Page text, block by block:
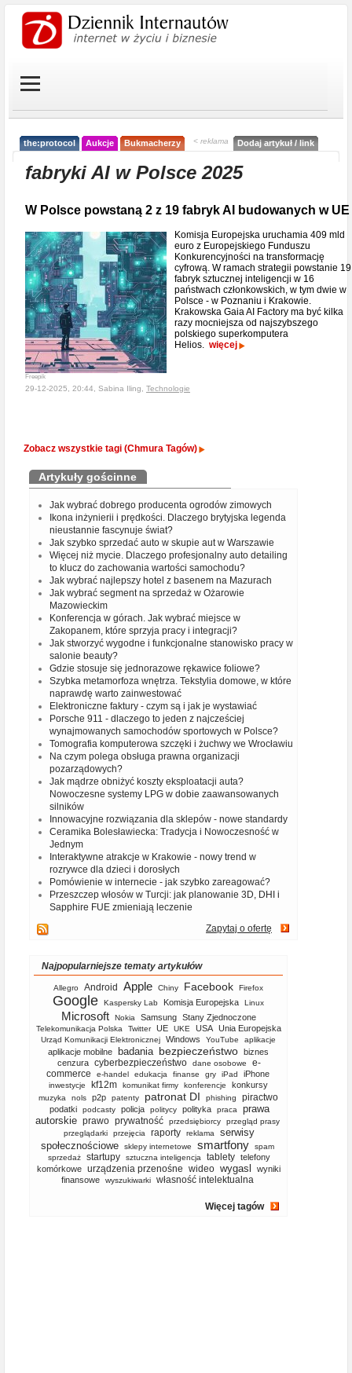
the:protocol Aukcje Bukmacherzy < reklama Dodaj artykuł / link
fabryki AI w Polsce 2025
W Polsce powstaną 2 z 19 fabryk AI budowanych w UE
Freepik
Komisja Europejska uruchamia 409 mld
euro z Europejskiego Funduszu
Konkurencyjności na transformację
cyfrową. W ramach strategii powstanie 19
fabryk sztucznej inteligencji w 16
państwach członkowskich, w tym dwie w
Polsce - w Poznaniu i Krakowie.
Krakowska Gaia AI Factory ma być kilka
razy mocniejsza od najszybszego
polskiego superkomputera
Helios. więcej
29-12-2025, 20:44, Sabina Iling, Technologie
Zobacz wszystkie tagi (Chmura Tagów)
Artykuły gościnne
Jak wybrać dobrego producenta ogrodów zimowych
Ikona inżynierii i prędkości. Dlaczego brytyjska legenda
nieustannie fascynuje świat?
Jak szybko sprzedać auto w skupie aut w Warszawie
Więcej niż mycie. Dlaczego profesjonalny auto detailing
to klucz do zachowania wartości samochodu?
Jak wybrać najlepszy hotel z basenem na Mazurach
Jak wybrać segment na sprzedaż w Ożarowie
Mazowieckim
Konferencja w górach. Jak wybrać miejsce w
Zakopanem, które sprzyja pracy i integracji?
Jak stworzyć wygodne i funkcjonalne stanowisko pracy w
salonie beauty?
Gdzie stosuje się jednorazowe rękawice foliowe?
Szybka metamorfoza wnętrza. Tekstylia domowe, w które
naprawdę warto zainwestować
Elektroniczne faktury - czym są i jak je wystawiać
Porsche 911 - dlaczego to jeden z najcześciej
wynajmowanych samochodów sportowych w Polsce?
Tomografia komputerowa szczęki i żuchwy we Wrocławiu
Na czym polega obsługa prawna organizacji
pozarządowych?
Jak mądrze obniżyć koszty eksploatacji auta?
Nowoczesne systemy LPG w dobie zaawansowanych
silników
Innowacyjne rozwiązania dla sklepów - nowe standardy
Ceramika Bolesławiecka: Tradycja i Nowoczesność w
Jednym
Interaktywne atrakcje w Krakowie - nowy trend w
rozrywce dla dzieci i dorosłych
Pomówienie w internecie - jak szybko zareagować?
Przeszczep włosów w Turcji: jak planowanie 3D, DHI i
Sapphire FUE zmieniają leczenie
Zapytaj o ofertę
Najpopularniejsze tematy artykułów
Allegro Android Apple Chiny Facebook Firefox
Google Kaspersky Lab Komisja Europejska Linux
Microsoft Nokia Samsung Stany Zjednoczone
Telekomunikacja Polska Twitter UE UKE USA Unia Europejska
Urząd Komunikacji Elektronicznej Windows YouTube aplikacje
aplikacje mobilne badania bezpieczeństwo biznes
cenzura cyberbezpieczeństwo dane osobowe
e-
commerce
e-handel edukacja finanse gry iPad iPhone
inwestycje kf12m komunikat firmy konferencje konkursy
muzyka nols p2p patenty patronat DI phishing piractwo
podatki podcasty policja politycy polityka praca
prawa
autorskie prawo prywatność przedsiębiorcy
przegląd prasy
przeglądarki
przejęcia raporty reklama
serwisy
społecznościowe
sklepy internetowe smartfony
spam
sprzedaż
startupy sztuczna inteligencja tablety telefony
komórkowe
urządzenia przenośne wideo wygasl
wyniki
finansowe
wyszukiwarki własność intelektualna
Więcej tagów